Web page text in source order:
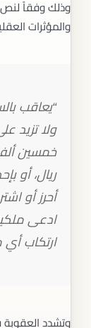
وذلك وفقاً لنص
والمؤثرات
“يعاقب
ولا تزيد
خمسين
ريال، أو
أحرز أو
ادعى
ارتكاب أي
وتشدد العقوبة